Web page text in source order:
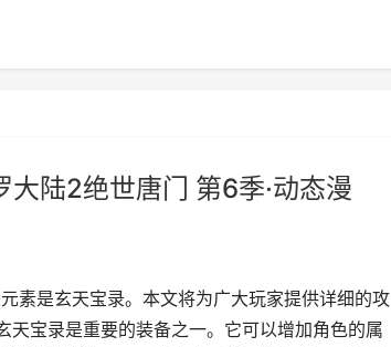
大陆2绝世唐门 第6季·动态漫
素是玄天宝录。本文将为广大玩家提供详细的攻
宝录是重要的装备之一。它可以增加角色的属